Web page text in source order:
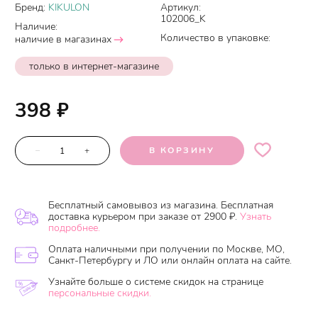
Бренд: KIKULON
Наличие:
наличие в магазинах
Артикул:
102006_K
Количество в упаковке:
только в интернет-магазине
398 ₽
– + В КОРЗИНУ
Бесплатный самовывоз из магазина. Бесплатная
доставка курьером при заказе от 2900 ₽. Узнать
подробнее.
Оплата наличными при получении по Москве, МО,
Санкт-Петербургу и ЛО или онлайн оплата на сайте.
Узнайте больше о системе скидок на странице
персональные скидки.